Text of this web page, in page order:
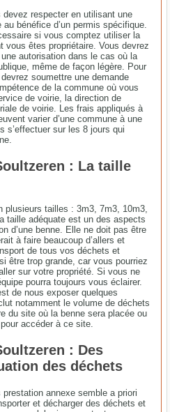
respecter en utilisant une
au bénéfice d’un permis spécifique.
si vous comptez utiliser la
vous êtes propriétaire. Vous devrez
autorisation dans le cas où la
même de façon légère. Pour
soumettre une demande
de la commune où vous
de voirie, la direction de
de voirie. Les frais appliqués à
varier d’une commune à une
s’effectuer sur les 8 jours qui
: La taille
plusieurs tailles : 3m3, 7m3, 10m3,
taille adéquate est un des aspects
d’une benne. Elle ne doit pas être
à faire beaucoup d’allers et
de tous vos déchets et
être trop grande, car vous pourriez
sur votre propriété. Si vous ne
pourra toujours vous éclairer.
de nous exposer quelques
notamment le volume de déchets
du site où la benne sera placée ou
accéder à ce site.
: Des
des déchets
annexe semble a priori
et décharger des déchets et